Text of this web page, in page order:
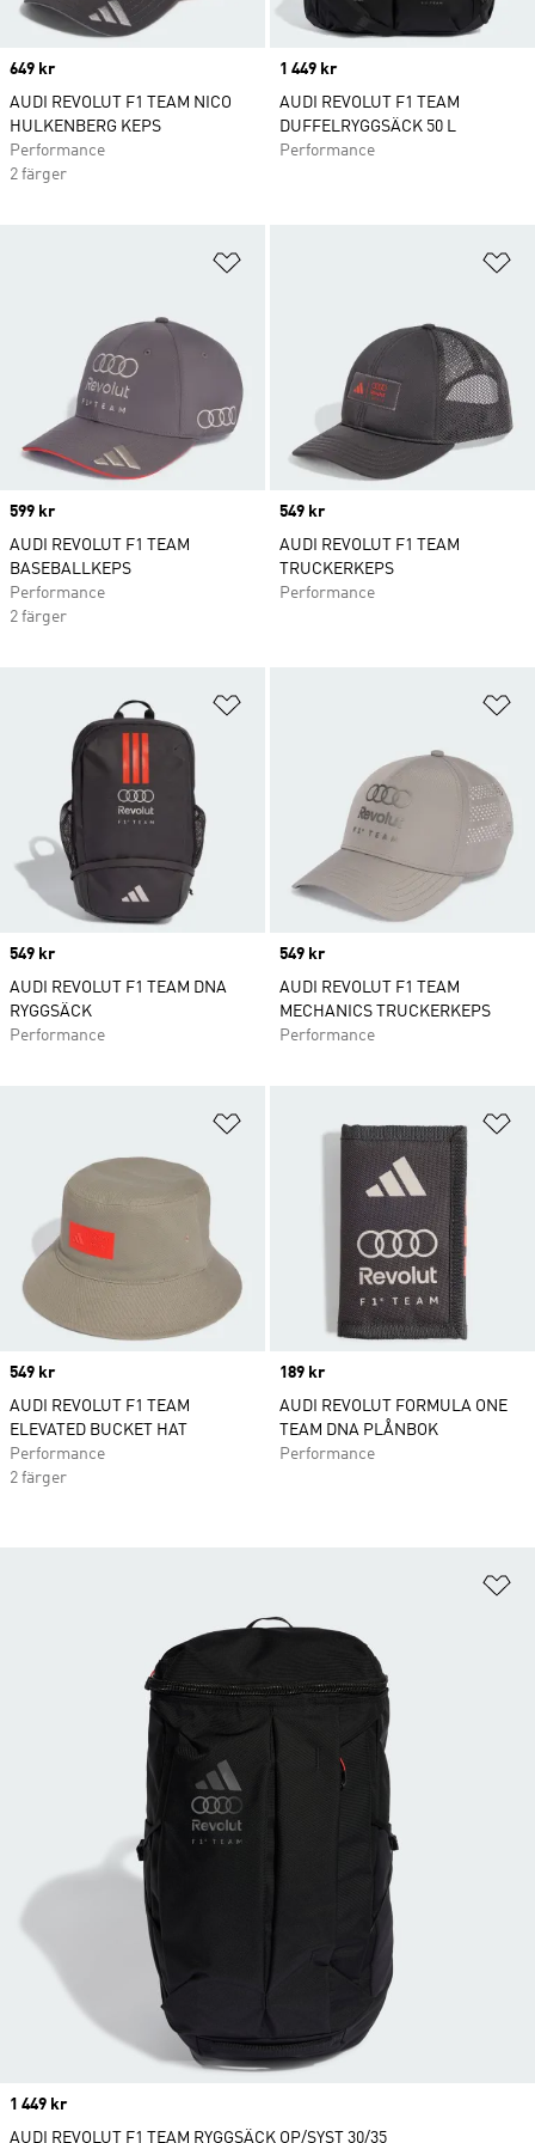
Price
649 kr
AUDI REVOLUT F1 TEAM NICO
HULKENBERG KEPS
Performance
2 färger
Price
1 449 kr
AUDI REVOLUT F1 TEAM
DUFFELRYGGSÄCK 50 L
Performance
Price
599 kr
AUDI REVOLUT F1 TEAM
BASEBALLKEPS
Performance
2 färger
Price
549 kr
AUDI REVOLUT F1 TEAM
TRUCKERKEPS
Performance
Price
549 kr
AUDI REVOLUT F1 TEAM DNA
RYGGSÄCK
Performance
Price
549 kr
AUDI REVOLUT F1 TEAM
MECHANICS TRUCKERKEPS
Performance
Lägg till på önskelistan
Price
549 kr
AUDI REVOLUT F1 TEAM
ELEVATED BUCKET HAT
Performance
2 färger
Price
189 kr
AUDI REVOLUT FORMULA ONE
TEAM DNA PLÅNBOK
Performance
Price
1 449 kr
AUDI REVOLUT F1 TEAM RYGGSÄCK OP/SYST 30/35